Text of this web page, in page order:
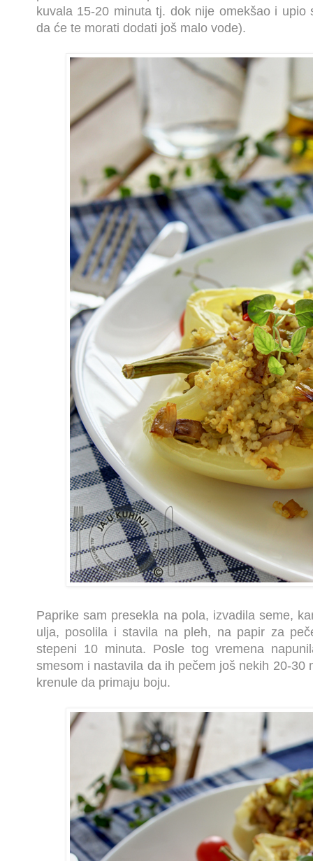
kuvala 15-20 minuta tj. dok nije omekšao i upio
da će te morati dodati još malo vode).
Paprike sam presekla na pola, izvadila seme,
ulja, posolila i stavila na pleh, na papir za
stepeni 10 minuta. Posle tog vremena
smesom i nastavila da ih pečem još nekih 20-30
krenule da primaju boju.